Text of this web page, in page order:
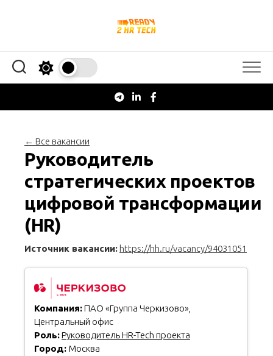
← Все вакансии
Руководитель
стратегических проектов
цифровой трансформации
(HR)
Источник вакансии: https://hh.ru/vacancy/94031051
Компания:ПАО «Группа Черкизово»,
Центральный офис
Роль:Руководитель HR-Tech проекта
Город: Москва